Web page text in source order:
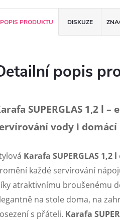
POPIS PRODUKTU DISKUZE
popis
SUPERGLAS 1,2 l –
vody i
Karafa SUPERGLAS 1,2 l
každé servírování
atraktivnímu broušenému
na stole doma, na
s přáteli. Karafa